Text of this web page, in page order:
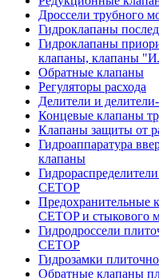
Дроссели трубного
Гидроклапаны
Гидроклапаны
клапаны, клапаны
Обратные клапаны
Регуляторы расхода
Делители и
Концевые клапаны
Клапаны защиты от
Гидроаппаратура
клапаны
CETOP
Предохранительные
CETOP и стыкового
Гидродроссели
CETOP
Гидрозамки
Обратные клапаны